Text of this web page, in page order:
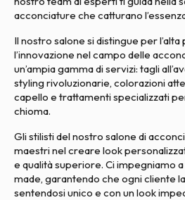
acconciature che catturano
Il nostro salone si distingue per
l’innovazione nel campo delle
un’ampia gamma di servizi: tagli
styling rivoluzionarie, colorazioni
capello e trattamenti specializzati
chioma.
Gli stilisti del nostro salone di
maestri nel creare look
e qualità superiore. Ci impegniamo
made, garantendo che ogni cliente
sentendosi unico e con un look